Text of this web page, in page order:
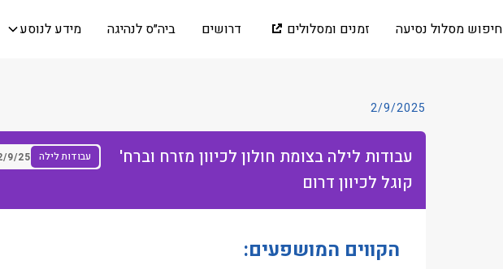
חיפוש מסלול נסיעה זמנים ומסלולים דרושים ביה״ס לנהיגה מידע לנוסע
2/9/2025
עבודות לילה בצומת חולון לכיוון מזרח וברח'
קוגל לכיוון דרום
עבודות לילה 9/25
הקווים המושפעים: